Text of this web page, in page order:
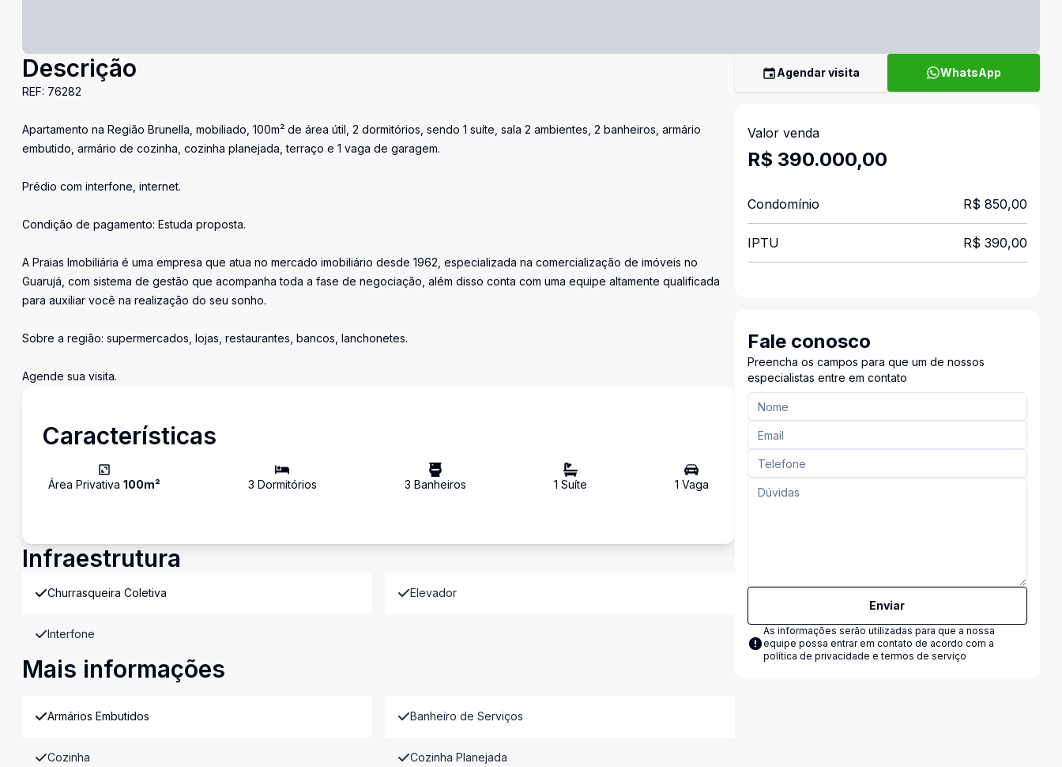
Descrição
REF: 76282
Apartamento na Região Brunella, mobiliado, 100m² de área útil, 2 dormitórios, sendo 1 suíte, sala 2 ambientes, 2 banheiros, armário
embutido, armário de cozinha, cozinha planejada, terraço e 1 vaga de garagem.
Prédio com interfone, internet.
Condição de pagamento: Estuda proposta.
A Praias Imobiliária é uma empresa que atua no mercado imobiliário desde 1962, especializada na comercialização de imóveis no
Guarujá, com sistema de gestão que acompanha toda a fase de negociação, além disso conta com uma equipe altamente qualificada
para auxiliar você na realização do seu sonho.
Sobre a região: supermercados, lojas, restaurantes, bancos, lanchonetes.
Agende sua visita.
Características
Área Privativa 100m² 3 Dormitórios 3 Banheiros 1 Suíte 1 Vaga
Infraestrutura
Churrasqueira Coletiva Elevador
Interfone
Mais informações
Armários Embutidos Banheiro de Serviços
Cozinha Cozinha Planejada
Agendar visita WhatsApp
Valor venda
R$ 390.000,00
Condomínio R$ 850,00
IPTU R$ 390,00
Fale conosco
Preencha os campos para que um de nossos
especialistas entre em contato
Enviar
As informações serão utilizadas para que a nossa
equipe possa entrar em contato de acordo com a
política de privacidade e termos de serviço